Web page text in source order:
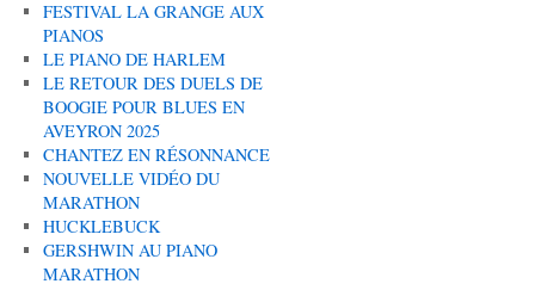
FESTIVAL LA GRANGE AUX
PIANOS
LE PIANO DE HARLEM
LE RETOUR DES DUELS DE
BOOGIE POUR BLUES EN
AVEYRON 2025
CHANTEZ EN RÉSONNANCE
NOUVELLE VIDÉO DU
MARATHON
HUCKLEBUCK
GERSHWIN AU PIANO
MARATHON